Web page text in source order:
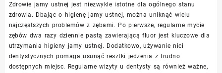
Zdrowie jamy ustnej jest niezwykle istotne dla ogólnego stanu
zdrowia. Dbając o higienę jamy ustnej, można uniknąć wielu
najczęstszych problemów z zębami. Po pierwsze, regularne mycie
zębów dwa razy dziennie pastą zawierającą fluor jest kluczowe dla
utrzymania higieny jamy ustnej. Dodatkowo, używanie nici
dentystycznych pomaga usunąć resztki jedzenia z trudno
dostępnych miejsc. Regularne wizyty u dentysty są również ważne,